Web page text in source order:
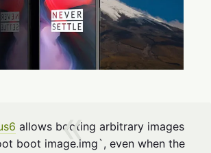
allows booting arbitrary images
boot image.img`, even when the